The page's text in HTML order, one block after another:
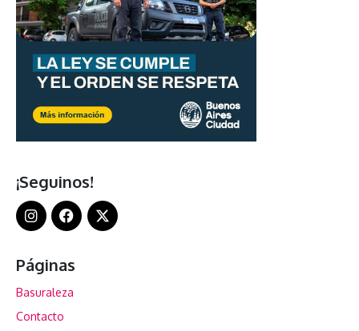
¡Seguinos!
Páginas
Basuraleza
Contacto